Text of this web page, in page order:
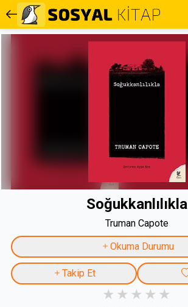
Soğukkanlılıkla
Truman Capote
Okuma Durumu
Takip Et